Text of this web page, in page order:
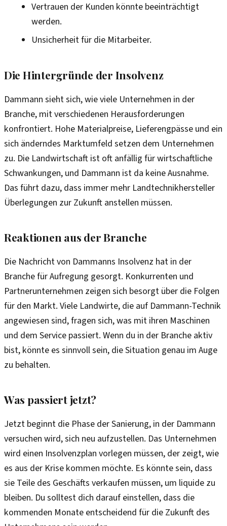
Vertrauen der Kunden könnte beeinträchtigt
werden.
Unsicherheit für die Mitarbeiter.
Die Hintergründe der Insolvenz
Dammann sieht sich, wie viele Unternehmen in der
Branche, mit verschiedenen Herausforderungen
konfrontiert. Hohe Materialpreise, Lieferengpässe und ein
sich änderndes Marktumfeld setzen dem Unternehmen
zu. Die Landwirtschaft ist oft anfällig für wirtschaftliche
Schwankungen, und Dammann ist da keine Ausnahme.
Das führt dazu, dass immer mehr Landtechnikhersteller
Überlegungen zur Zukunft anstellen müssen.
Reaktionen aus der Branche
Die Nachricht von Dammanns Insolvenz hat in der
Branche für Aufregung gesorgt. Konkurrenten und
Partnerunternehmen zeigen sich besorgt über die Folgen
für den Markt. Viele Landwirte, die auf Dammann-Technik
angewiesen sind, fragen sich, was mit ihren Maschinen
und dem Service passiert. Wenn du in der Branche aktiv
bist, könnte es sinnvoll sein, die Situation genau im Auge
zu behalten.
Was passiert jetzt?
Jetzt beginnt die Phase der Sanierung, in der Dammann
versuchen wird, sich neu aufzustellen. Das Unternehmen
wird einen Insolvenzplan vorlegen müssen, der zeigt, wie
es aus der Krise kommen möchte. Es könnte sein, dass
sie Teile des Geschäfts verkaufen müssen, um liquide zu
bleiben. Du solltest dich darauf einstellen, dass die
kommenden Monate entscheidend für die Zukunft des